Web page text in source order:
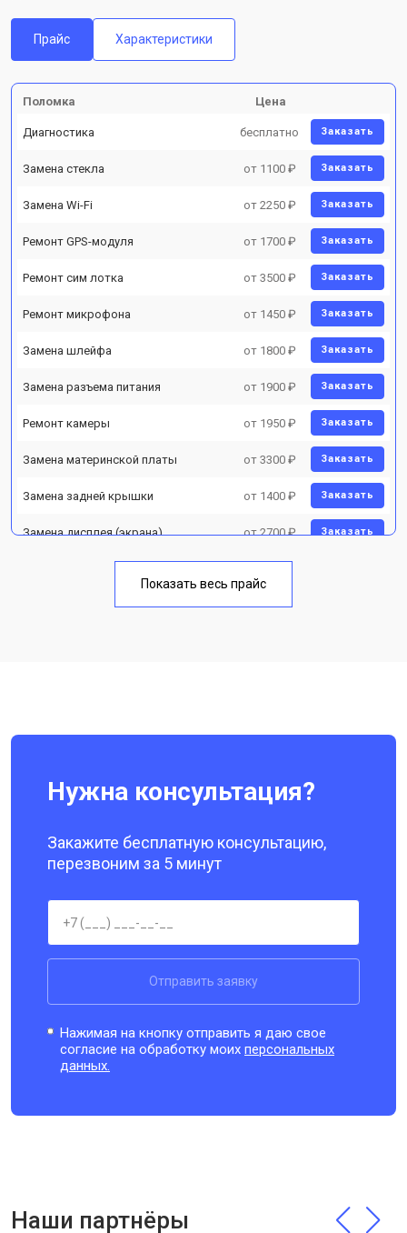
Прайс Характеристики
Поломка Цена
Диагностика бесплатно Заказать
Замена стекла от 1100 ₽ Заказать
Замена Wi-Fi от 2250 ₽ Заказать
Ремонт GPS-модуля от 1700 ₽ Заказать
Ремонт сим лотка от 3500 ₽ Заказать
Ремонт микрофона от 1450 ₽ Заказать
Замена шлейфа от 1800 ₽ Заказать
Замена разъема питания от 1900 ₽ Заказать
Ремонт камеры от 1950 ₽ Заказать
Замена материнской платы от 3300 ₽ Заказать
Замена задней крышки от 1400 ₽ Заказать
Замена дисплея (экрана) от 2700 ₽ Заказать
Замена кнопки включения от 1750 ₽
Показать весь прайс
Нужна консультация?
Закажите бесплатную консультацию,
перезвоним за 5 минут
Отправить заявку
Нажимая на кнопку отправить я даю свое
согласие на обработку моихперсональных
данных.
Наши партнёры